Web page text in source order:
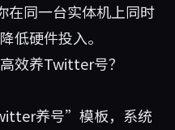
同一台实体机上同时
低硬件投入。
效养Twitter号？
养号”模板，系统